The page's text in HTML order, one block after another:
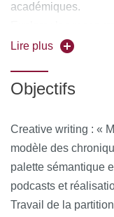
académiques.
travailler les
Lire plus
Objectifs
Creative writing : «
modèle des
palette sémantique
podcasts et
Travail de la